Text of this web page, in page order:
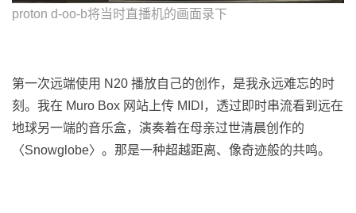
proton d-oo-b将当时直播机的画面录下
第一次远端使用 N20 播放自己的创作，是我永远难忘的时
刻。我在 Muro Box 网站上传 MIDI，透过即时串流看到远在
地球另一端的音乐盒，演奏着在母亲过世清晨创作的
〈Snowglobe〉。那是一种超越距离、像奇迹般的共鸣。